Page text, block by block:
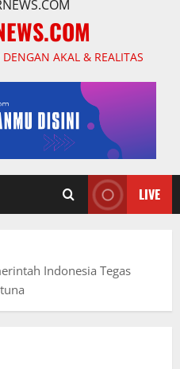
AKAL & REALITAS
LIVE
Indonesia Tegas